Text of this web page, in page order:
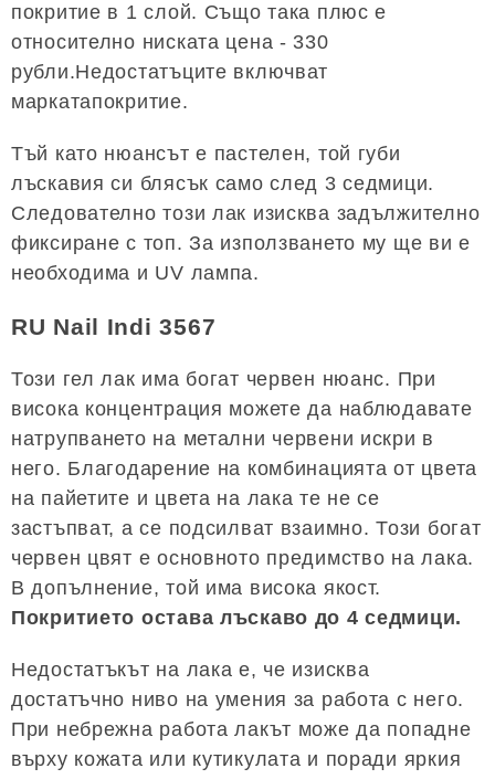
покритие в 1 слой. Също така плюс е
относително ниската цена - 330
рубли.Недостатъците включват
маркатапокритие.
Тъй като нюансът е пастелен, той губи
лъскавия си блясък само след 3 седмици.
Следователно този лак изисква задължително
фиксиране с топ. За използването му ще ви е
необходима и UV лампа.
RU Nail Indi 3567
Този гел лак има богат червен нюанс. При
висока концентрация можете да наблюдавате
натрупването на метални червени искри в
него. Благодарение на комбинацията от цвета
на пайетите и цвета на лака те не се
застъпват, а се подсилват взаимно. Този богат
червен цвят е основното предимство на лака.
В допълнение, той има висока якост.
Покритието остава лъскаво до 4 седмици.
Недостатъкът на лака е, че изисква
достатъчно ниво на умения за работа с него.
При небрежна работа лакът може да попадне
върху кожата или кутикулата и поради яркия